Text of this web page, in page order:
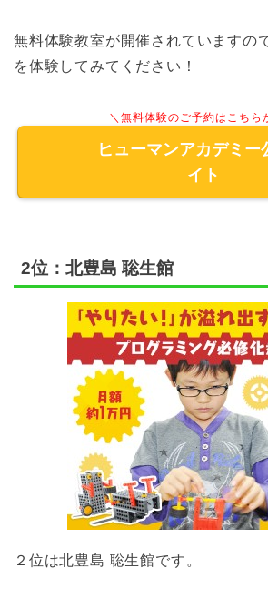
無料体験教室が開催されていますの
を体験してみてください！
＼無料体験のご予約はこちら
ヒューマンアカデミー
イト
2位：北豊島 聡生館
２位は北豊島 聡生館です。